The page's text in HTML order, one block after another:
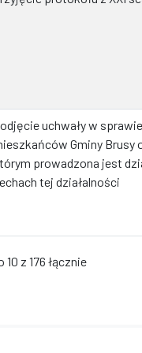
uchwały w
Gminy Brusy
prowadzona jest
tej działalności
10 z 176 łącznie